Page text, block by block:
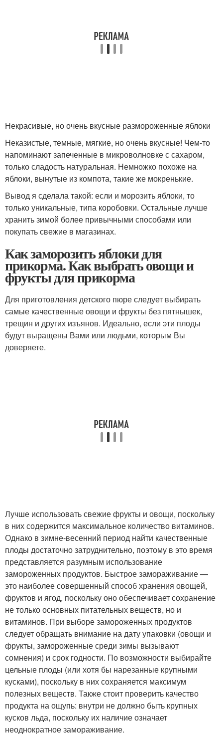
Некрасивые, но очень вкусные размороженные яблоки
Неказистые, темные, мягкие, но очень вкусные! Чем-то
напоминают запеченные в микроволновке с сахаром,
только сладость натуральная. Немножко похоже на
яблоки, вынутые из компота, такие же мокренькие.
Вывод я сделала такой: если и морозить яблоки, то
только уникальные, типа коробовки. Остальные лучше
хранить зимой более привычными способами или
покупать свежие в магазинах.
Как заморозить яблоки для
прикорма. Как выбрать овощи и
фрукты для прикорма
Для приготовления детского пюре следует выбирать
самые качественные овощи и фрукты без пятнышек,
трещин и других изъянов. Идеально, если эти плоды
будут выращены Вами или людьми, которым Вы
доверяете.
Лучше использовать свежие фрукты и овощи, поскольку
в них содержится максимальное количество витаминов.
Однако в зимне-весенний период найти качественные
плоды достаточно затруднительно, поэтому в это время
представляется разумным использование
замороженных продуктов. Быстрое замораживание —
это наиболее совершенный способ хранения овощей,
фруктов и ягод, поскольку оно обеспечивает сохранение
не только основных питательных веществ, но и
витаминов. При выборе замороженных продуктов
следует обращать внимание на дату упаковки (овощи и
фрукты, замороженные среди зимы вызывают
сомнения) и срок годности. По возможности выбирайте
цельные плоды (или хотя бы нарезанные крупными
кусками), поскольку в них сохраняется максимум
полезных веществ. Также стоит проверить качество
продукта на ощупь: внутри не должно быть крупных
кусков льда, поскольку их наличие означает
неоднократное замораживание.